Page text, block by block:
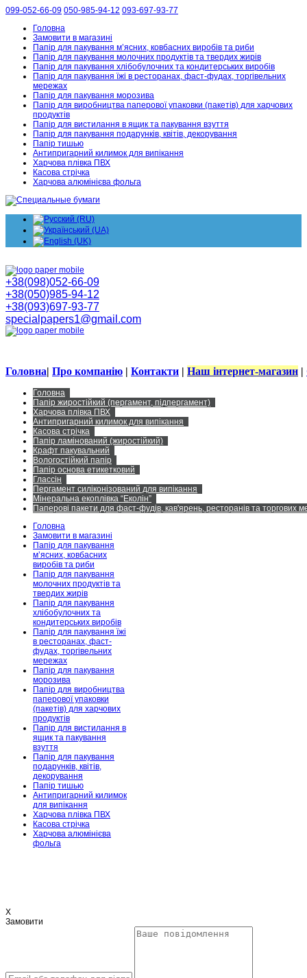
099-052-66-09 050-985-94-12 093-697-93-77
Головна
Замовити в магазині
Папір для пакування м’ясних, ковбасних виробів та риби
Папір для пакування молочних продуктів та твердих жирів
Папір для пакування хлібобулочних та кондитерських виробів
Папір для пакування їжі в ресторанах, фаст-фудах, торгівельних
мережах
Папір для пакування морозива
Папір для виробництва паперової упаковки (пакетів) для харчових
продуктів
Папір для вистилання в ящик та пакування взуття
Папір для пакування подарунків, квітів, декорування
Папір тишью
Антипригарний килимок для випікання
Харчова плівка ПВХ
Касова стрічка
Харчова алюмінієва фольга
+38(098)052-66-09
+38(050)985-94-12
+38(093)697-93-77
specialpapers1@gmail.com
Головна| Про компанію | Контакти | Наш інтернет-магазин |
Головна
Папір жиростійкий (пергамент, підпергамент)
Харчова плівка ПВХ
Антипригарний килимок для випікання
Касова стрічка
Папір ламінований (жиростійкий)
Крафт пакувальний
Вологостійкий папір
Папір основа етикетковий
Глассін
Пергамент силіконізований для випікання
Мінеральна екоплівка “Еколін”
Паперові пакети для фаст-фудів, кав'ярень, ресторанів та торгових
Головна
Замовити в магазині
Папір для пакування
м’ясних, ковбасних
виробів та риби
Папір для пакування
молочних продуктів та
твердих жирів
Папір для пакування
хлібобулочних та
кондитерських виробів
Папір для пакування їжі
в ресторанах, фаст-
фудах, торгівельних
мережах
Папір для пакування
морозива
Папір для виробництва
паперової упаковки
(пакетів) для харчових
продуктів
Папір для вистилання в
ящик та пакування
взуття
Папір для пакування
подарунків, квітів,
декорування
Папір тишью
Антипригарний килимок
для випікання
Харчова плівка ПВХ
Касова стрічка
Харчова алюмінієва
фольга
X
Замовити